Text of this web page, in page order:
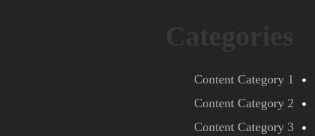
Content Category 1
Content Category 2
Content Category 3